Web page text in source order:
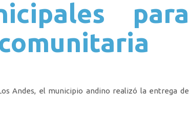
para
Andes, el municipio andino realizó la entrega de